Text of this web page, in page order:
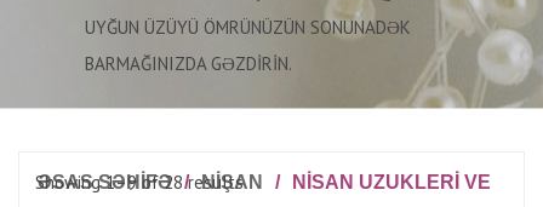
UYĞUN ÜZÜYÜ ÖMRÜNÜZÜN SONUNADƏK
BARMAĞINIZDA GƏZDIRIN.
ƏSAS SƏHİFƏ / NIŞAN / NISAN UZUKLERI VE
Showing 1–9 of 28 results